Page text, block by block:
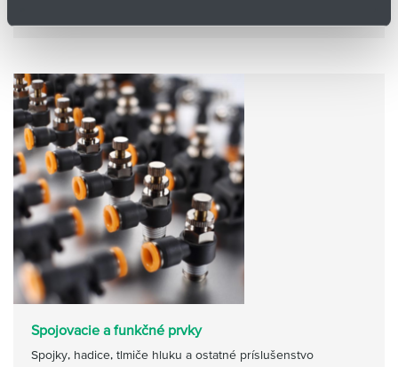
Spojovacie a funkčné prvky
Spojky, hadice, tlmiče hluku a ostatné príslušenstvo